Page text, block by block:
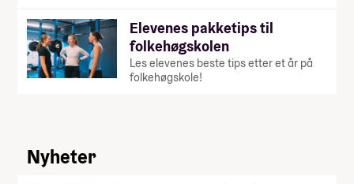
Elevenes pakketips til
folkehøgskolen
Les elevenes beste tips etter et år på
folkehøgskole!
Nyheter